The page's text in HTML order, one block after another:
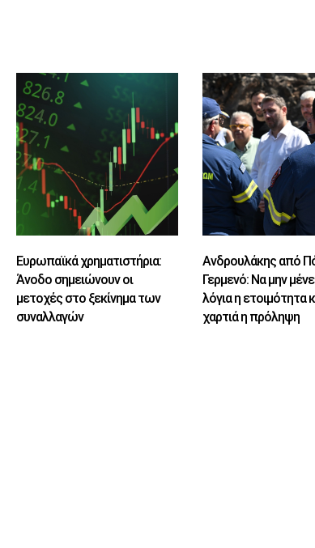
Ευρωπαϊκά χρηματιστήρια:
Άνοδο σημειώνουν οι
μετοχές στο ξεκίνημα των
συναλλαγών
Ανδρουλάκης από
Γερμενό: Να μην
λόγια η ετοιμότητα
χαρτιά η πρόληψη